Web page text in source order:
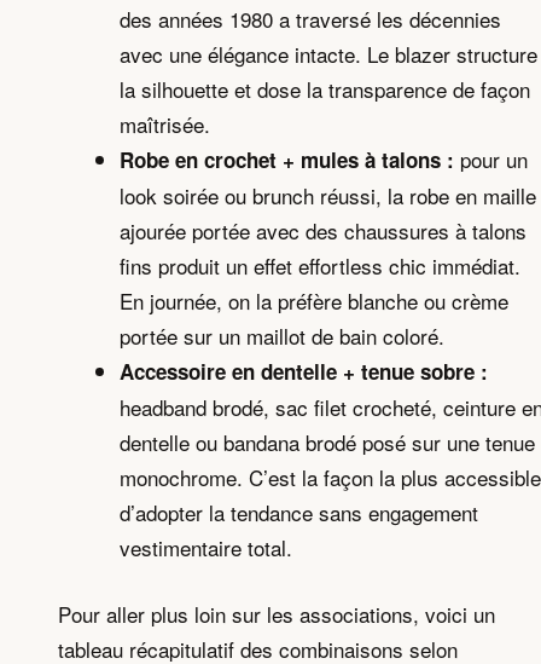
des années 1980 a traversé les décennies
avec une élégance intacte. Le blazer structure
la silhouette et dose la transparence de façon
maîtrisée.
Robe en crochet + mules à talons : pour un
look soirée ou brunch réussi, la robe en maille
ajourée portée avec des chaussures à talons
fins produit un effet effortless chic immédiat.
En journée, on la préfère blanche ou crème
portée sur un maillot de bain coloré.
Accessoire en dentelle + tenue sobre :
headband brodé, sac filet crocheté, ceinture
dentelle ou bandana brodé posé sur une tenue
monochrome. C’est la façon la plus accessible
d’adopter la tendance sans engagement
vestimentaire total.
Pour aller plus loin sur les associations, voici un
tableau récapitulatif des combinaisons selon